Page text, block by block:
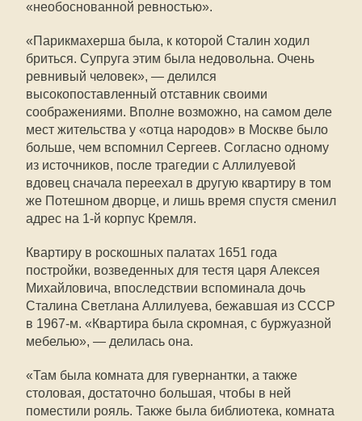
«необоснованной ревностью».
«Парикмахерша была, к которой Сталин ходил
бриться. Супруга этим была недовольна. Очень
ревнивый человек», — делился
высокопоставленный отставник своими
соображениями. Вполне возможно, на самом деле
мест жительства у «отца народов» в Москве было
больше, чем вспомнил Сергеев. Согласно одному
из источников, после трагедии с Аллилуевой
вдовец сначала переехал в другую квартиру в том
же Потешном дворце, и лишь время спустя сменил
адрес на 1-й корпус Кремля.
Квартиру в роскошных палатах 1651 года
постройки, возведенных для тестя царя Алексея
Михайловича, впоследствии вспоминала дочь
Сталина Светлана Аллилуева, бежавшая из СССР
в 1967-м. «Квартира была скромная, с буржуазной
мебелью», — делилась она.
«Там была комната для гувернантки, а также
столовая, достаточно большая, чтобы в ней
поместили рояль. Также была библиотека, комната